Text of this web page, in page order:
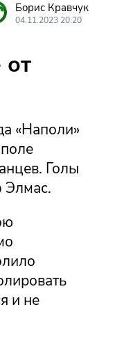
Борис Кравчук
04.11.2023 20:20
«Наполи»
Голы
Элмас.
и не